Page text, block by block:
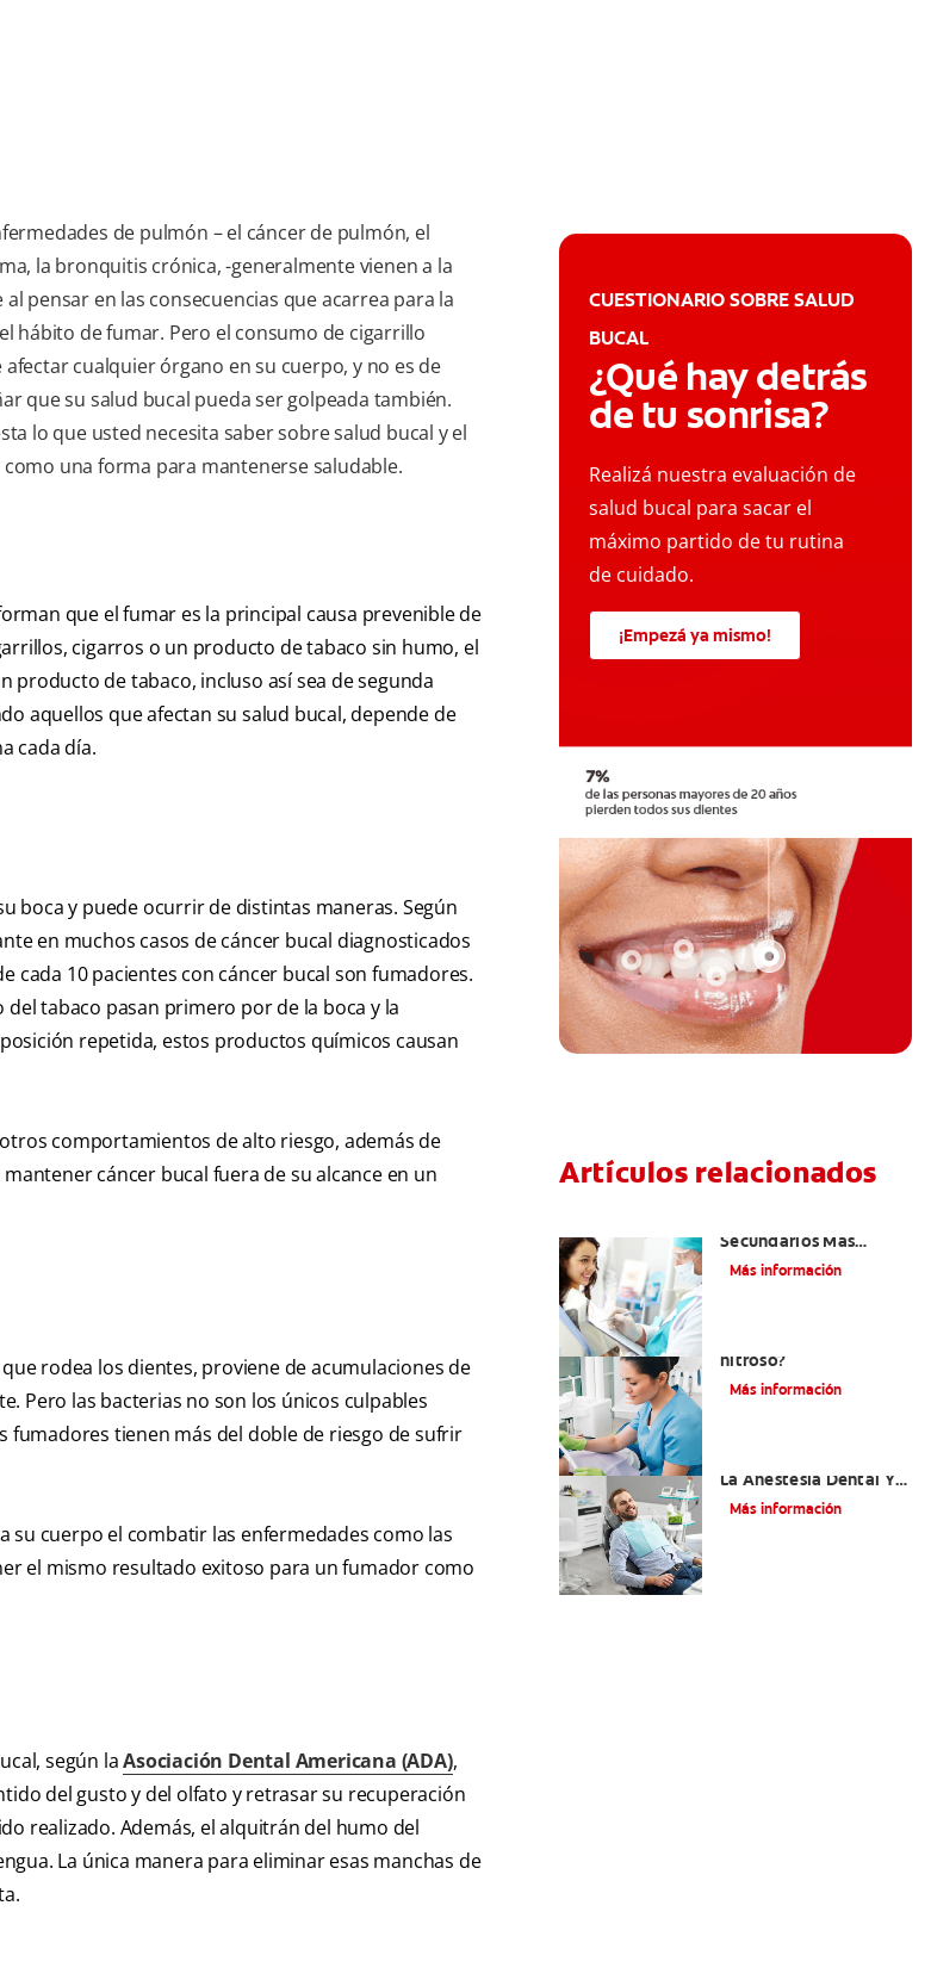
de pulmón – el cáncer de pulmón, el
la bronquitis crónica, -generalmente vienen a la
al pensar en las consecuencias que acarrea para la
hábito de fumar. Pero el consumo de cigarrillo
afectar cualquier órgano en su cuerpo, y no es de
que su salud bucal pueda ser golpeada también.
lo que usted necesita saber sobre salud bucal y el
una forma para mantenerse saludable.
que el fumar es la principal causa prevenible de
cigarros o un producto de tabaco sin humo, el
producto de tabaco, incluso así sea de segunda
aquellos que afectan su salud bucal, depende de
cada día.
boca y puede ocurrir de distintas maneras. Según
en muchos casos de cáncer bucal diagnosticados
cada 10 pacientes con cáncer bucal son fumadores.
tabaco pasan primero por de la boca y la
repetida, estos productos químicos causan
comportamientos de alto riesgo, además de
cáncer bucal fuera de su alcance en un
rodea los dientes, proviene de acumulaciones de
Pero las bacterias no son los únicos culpables
fumadores tienen más del doble de riesgo de sufrir
cuerpo el combatir las enfermedades como las
el mismo resultado exitoso para un fumador como
según laAsociación Dental Americana (ADA),
del gusto y del olfato y retrasar su recuperación
realizado. Además, el alquitrán del humo del
La única manera para eliminar esas manchas de
CUESTIONARIO SOBRE SALUD
BUCAL
¿Qué hay detrás
de tu sonrisa?
Realizá nuestra evaluación de
salud bucal para sacar el
máximo partido de tu rutina
de cuidado.
¡Empezá ya mismo!
Artículos relacionados
Secundarios Más
Comunes De La
Más información
nitroso?
Más información
La Anestesia Dental Y
Causas De Tratamiento
Más información